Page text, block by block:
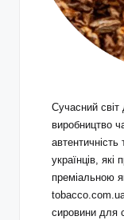
Сучасний
виробництво
автентичність
українців, які
преміальною
сировини для